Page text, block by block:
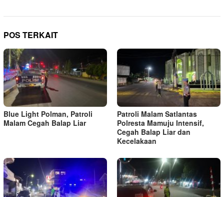
POS TERKAIT
Blue Light Polman, Patroli
Malam Cegah Balap Liar
Patroli Malam Satlantas
Polresta Mamuju Intensif,
Cegah Balap Liar dan
Kecelakaan